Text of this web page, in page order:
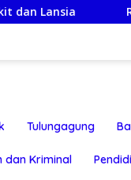
Rayakan
Tulungagung
dan Kriminal